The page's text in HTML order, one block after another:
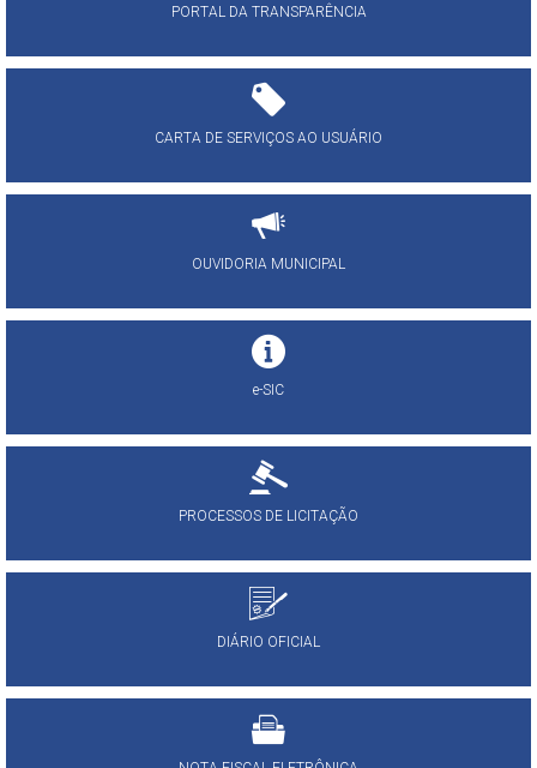
PORTAL DA TRANSPARÊNCIA
CARTA DE SERVIÇOS AO USUÁRIO
OUVIDORIA MUNICIPAL
e-SIC
PROCESSOS DE LICITAÇÃO
DIÁRIO OFICIAL